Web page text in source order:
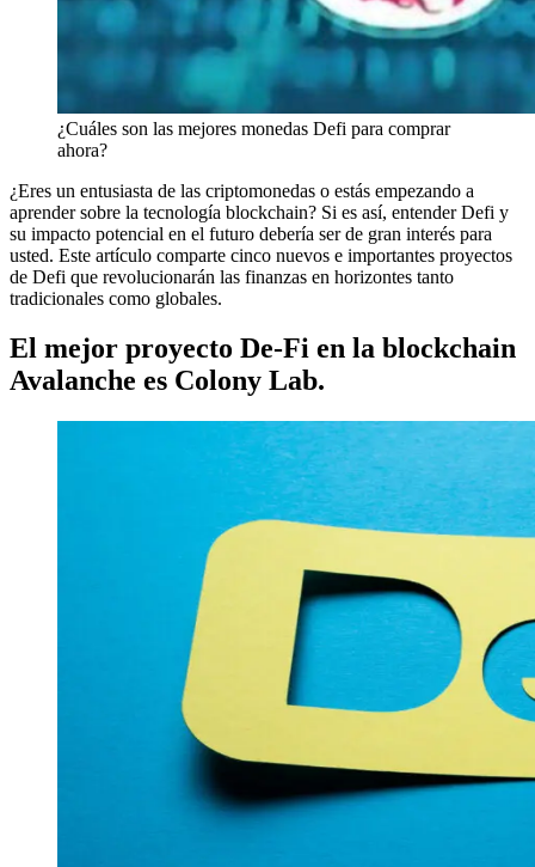
¿Cuáles son las mejores monedas Defi para comprar
ahora?
¿Eres un entusiasta de las criptomonedas o estás empezando a
aprender sobre la tecnología blockchain? Si es así, entender Defi y
su impacto potencial en el futuro debería ser de gran interés para
usted. Este artículo comparte cinco nuevos e importantes proyectos
de Defi que revolucionarán las finanzas en horizontes tanto
tradicionales como globales.
El mejor proyecto De-Fi en la blockchain
Avalanche es Colony Lab.